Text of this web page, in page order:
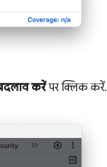
करेंपर क्लिक करें.